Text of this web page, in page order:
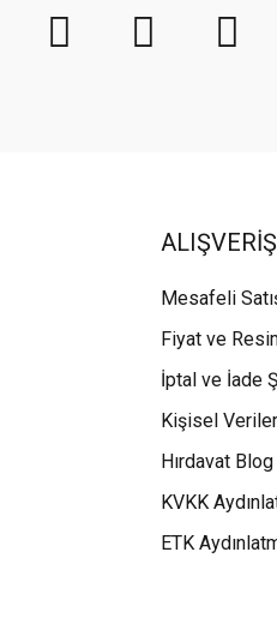
ALIŞVERİŞ
Mesafeli
Fiyat ve
İptal ve İade
Kişisel
Hırdavat Blog
KVKK
ETK